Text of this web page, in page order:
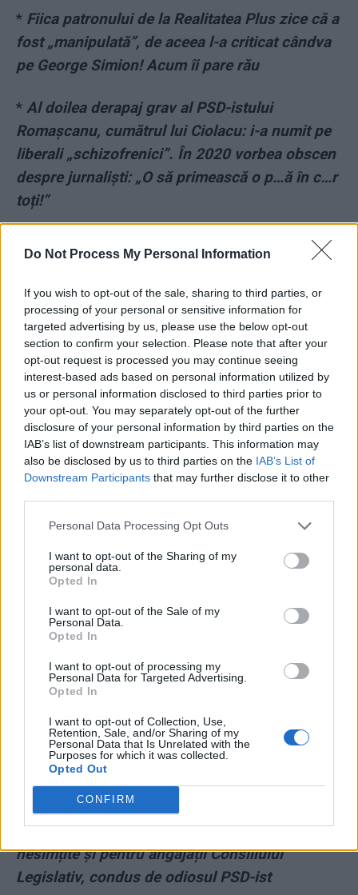
Do Not Process My Personal Information
If you wish to opt-out of the sale, sharing to third parties, or
processing of your personal or sensitive information for
targeted advertising by us, please use the below opt-out
section to confirm your selection. Please note that after your
opt-out request is processed you may continue seeing
interest-based ads based on personal information utilized by
us or personal information disclosed to third parties prior to
your opt-out. You may separately opt-out of the further
disclosure of your personal information by third parties on the
IAB’s list of downstream participants. This information may
also be disclosed by us to third parties on the IAB’s List of
Downstream Participants that may further disclose it to other
Personal Data Processing Opt Outs
I want to opt-out of the Sharing of my
personal data.
Opted In
I want to opt-out of the Sale of my
Personal Data.
Opted In
I want to opt-out of processing my
Personal Data for Targeted Advertising.
Opted In
I want to opt-out of Collection, Use,
Retention, Sale, and/or Sharing of my
Personal Data that Is Unrelated with the
Purposes for which it was collected.
Opted Out
CONFIRM
* Fiica patronului de la Realitatea Plus zice că a
fost „manipulată”, de aceea l-a criticat cândva
pe George Simion! Acum îi pare rău
* Al doilea derapaj grav al PSD-istului
Romașcanu, cumătrul lui Ciolacu: i-a numit pe
liberali „schizofrenici”. În 2020 vorbea obscen
despre jurnaliști: „O să primească o p…ă în c…r
toți!”
Socrii primarului Cherecheș, de la Baia Mare,
au fost prinși în flagrant de DNA când
intermediau o șpagă în justiție. Banii urmau să
ajungă la judecătoarea care va da sentința într-
un proces de corupție al ginerelui și care e
nepoata mituitoarei!
ad
Apocalipsa după Ciolacu. Finanțele: „Este
necesară o nouă creștere a taxării mediului de
afaceri și a populației pentru a acoperi
impactul. Nu au fost identificate surse
suplimentare de bani”
„Ciordache” e premiat cu o nouă pensie
specială! PSD și PNL au votat privilegii
nesimțite și pentru angajații Consiliului
Legislativ, condus de odiosul PSD-ist